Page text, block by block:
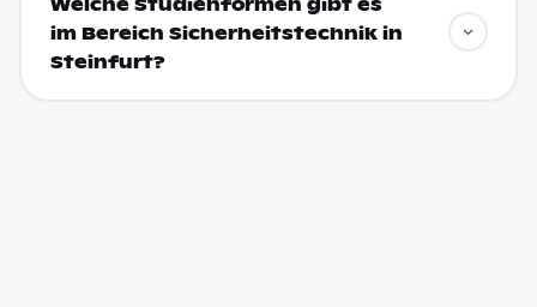
im Bereich Sicherheitstechnik in
Steinfurt?